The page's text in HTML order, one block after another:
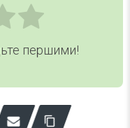
першими!